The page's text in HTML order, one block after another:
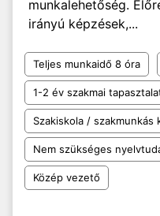
munkalehetőség.
irányú képzések,...
Teljes munkaidő 8 óra
1-2 év szakmai
Szakiskola / szakmunkás
Nem szükséges
Közép vezető